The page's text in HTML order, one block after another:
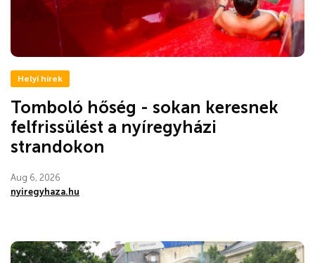
Helyi hírek
Tomboló hőség - sokan keresnek
felfrissülést a nyíregyházi
strandokon
Aug 6, 2026
nyiregyhaza.hu